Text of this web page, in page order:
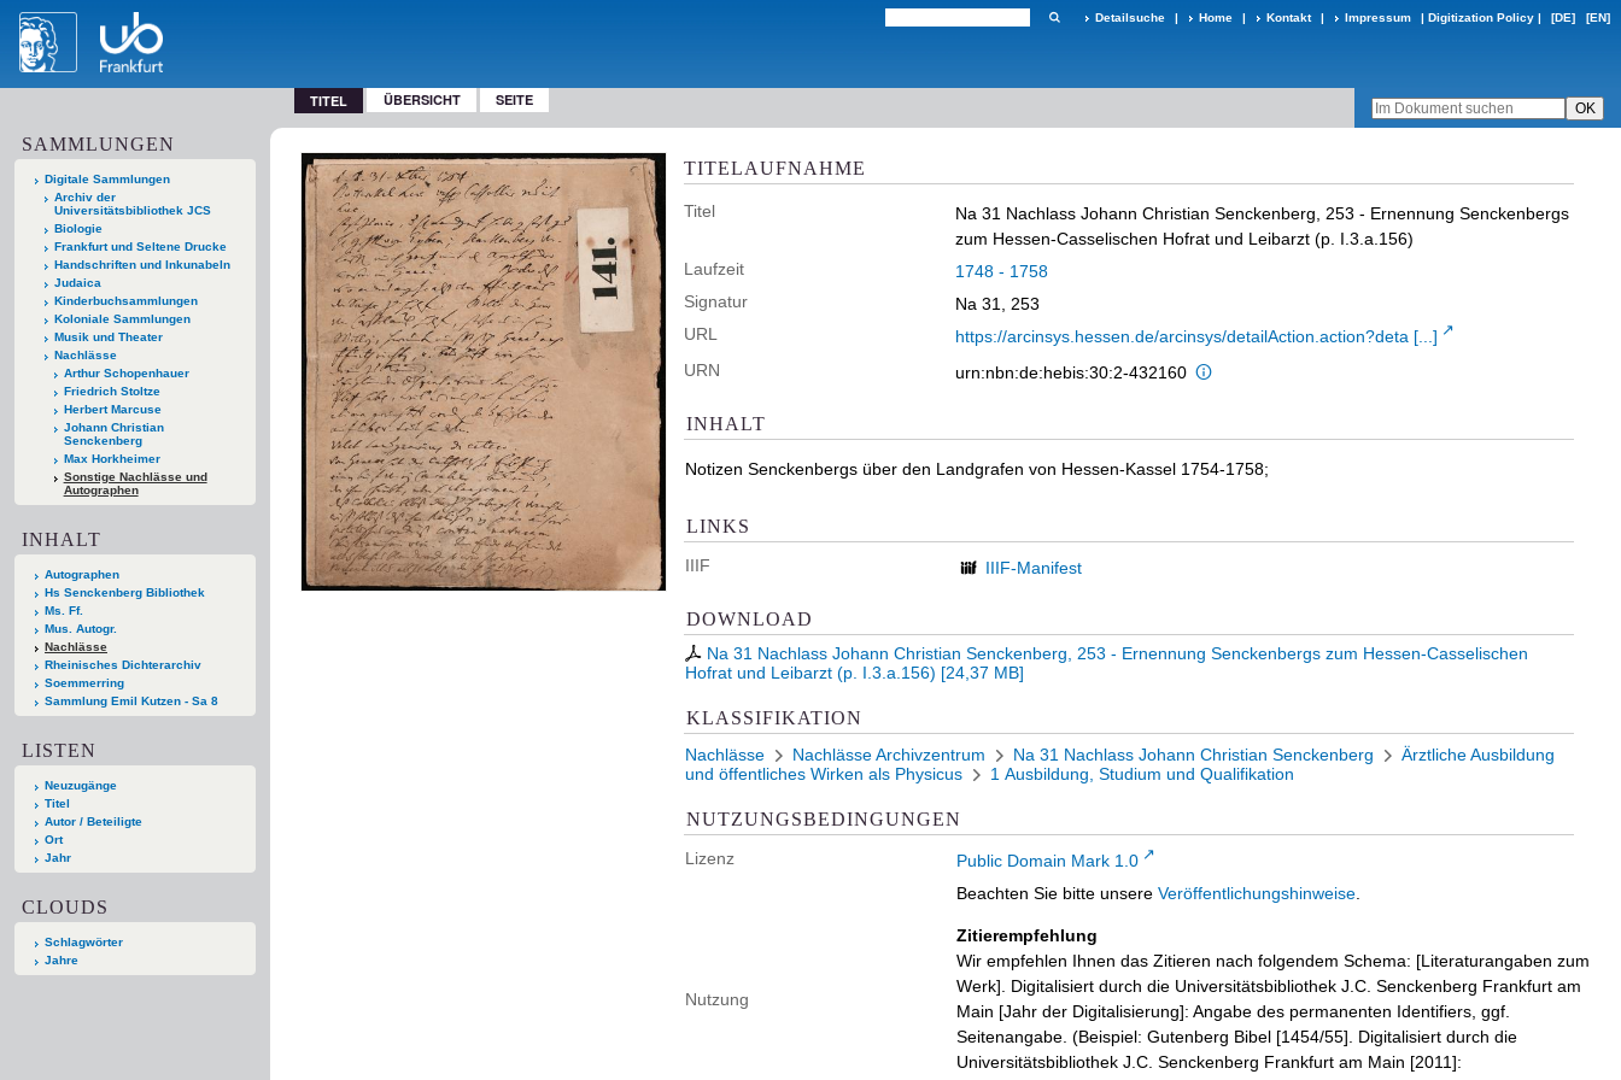
Detailsuche | Home | Kontakt | Impressum | Digitization Policy | [DE] [EN]
TITEL ÜBERSICHT SEITE
SAMMLUNGEN
Digitale Sammlungen
Archiv der
Universitätsbibliothek JCS
Biologie
Frankfurt und Seltene Drucke
Handschriften und Inkunabeln
Judaica
Kinderbuchsammlungen
Koloniale Sammlungen
Musik und Theater
Nachlässe
Arthur Schopenhauer
Friedrich Stoltze
Herbert Marcuse
Johann Christian
Senckenberg
Max Horkheimer
Sonstige Nachlässe und
Autographen
INHALT
Autographen
Hs Senckenberg Bibliothek
Ms. Ff.
Mus. Autogr.
Nachlässe
Rheinisches Dichterarchiv
Soemmerring
Sammlung Emil Kutzen - Sa 8
LISTEN
Neuzugänge
Titel
Autor / Beteiligte
Ort
Jahr
CLOUDS
Schlagwörter
Jahre
TITELAUFNAHME
Titel
Na 31 Nachlass Johann Christian Senckenberg, 253 - Ernennung Senckenbergs
zum Hessen-Casselischen Hofrat und Leibarzt (p. I.3.a.156)
Laufzeit
1748 - 1758
Signatur
Na 31, 253
URL
https://arcinsys.hessen.de/arcinsys/detailAction.action?deta [...]
URN
urn:nbn:de:hebis:30:2-432160
INHALT
Notizen Senckenbergs über den Landgrafen von Hessen-Kassel 1754-1758;
LINKS
IIIF IIIF-Manifest
DOWNLOAD
Na 31 Nachlass Johann Christian Senckenberg, 253 - Ernennung Senckenbergs zum Hessen-Casselischen
Hofrat und Leibarzt (p. I.3.a.156) [24,37 MB]
KLASSIFIKATION
Nachlässe Nachlässe Archivzentrum Na 31 Nachlass Johann Christian Senckenberg
Ärztliche Ausbildung
und öffentliches Wirken als Physicus
1 Ausbildung, Studium und Qualifikation
NUTZUNGSBEDINGUNGEN
Lizenz Public Domain Mark 1.0
Nutzung
Beachten Sie bitte unsere Veröffentlichungshinweise
Zitierempfehlung
Wir empfehlen Ihnen das Zitieren nach folgendem Schema: [Literaturangaben zum
Werk]. Digitalisiert durch die Universitätsbibliothek J.C. Senckenberg Frankfurt am
Main [Jahr der Digitalisierung]: Angabe des permanenten Identifiers, ggf.
Seitenangabe. (Beispiel: Gutenberg Bibel [1454/55]. Digitalisiert durch die
Universitätsbibliothek J.C. Senckenberg Frankfurt am Main [2011]: